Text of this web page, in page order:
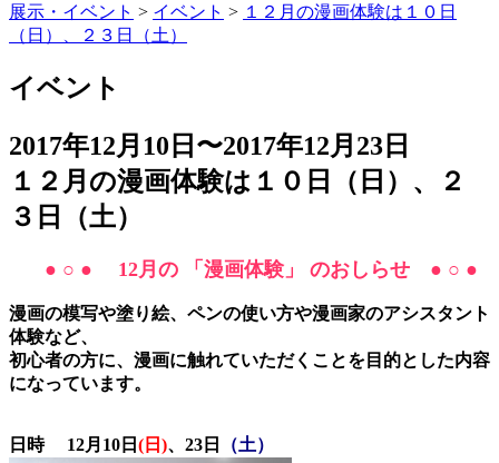
展示・イベント > イベント > １２月の漫画体験は１０日
（日）、２３日（土）
イベント
2017年12月10日〜2017年12月23日
１２月の漫画体験は１０日（日）、２
３日（土）
● ○ ● 12月の 「 漫画体験」 のおしらせ ● ○ ●
漫画の模写や塗り絵、ペンの使い方や漫画家のアシスタント
体験など、
初心者の方に、漫画に触れていただくことを目的とした内容
になっています。
日時 12月10日 (日)、23日 （土）